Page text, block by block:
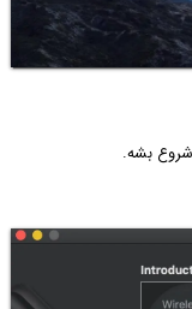
شروع بشه.